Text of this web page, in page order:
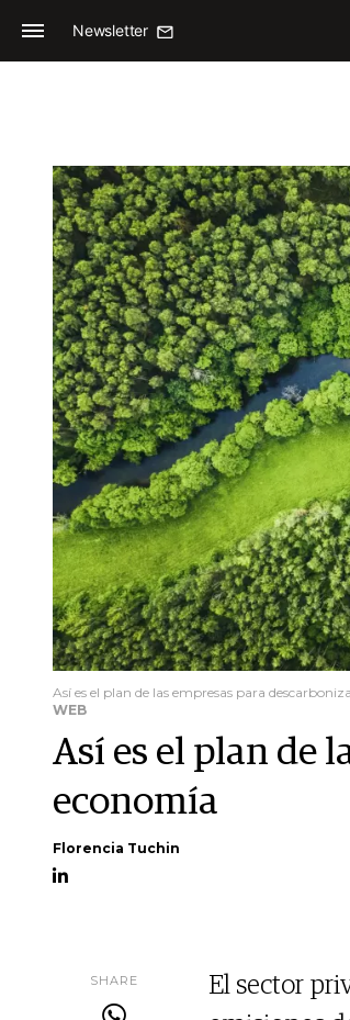
Newsletter
Así es el plan de las empresas para
WEB
Así es el plan de
economía
Florencia Tuchin
SHARE
El sector